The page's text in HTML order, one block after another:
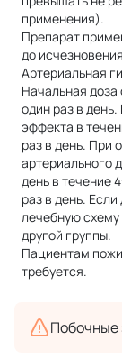
применения).
Препарат
до
Артериальная
Начальная доза
один раз в
эффекта в
раз в день. При
артериального
день в течение
раз в день.
лечебную схему
другой группы.
Пациентам
требуется.